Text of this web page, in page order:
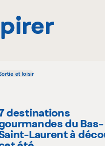
et loisir
destinations
du Bas-
Laurent à